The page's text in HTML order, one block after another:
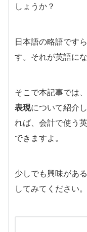
しょうか？
日本語の略語です
す。それが英語に
そこで本記事では、
表現について紹介
れば、会計で使う
できますよ。
少しでも興味があ
してみてください。